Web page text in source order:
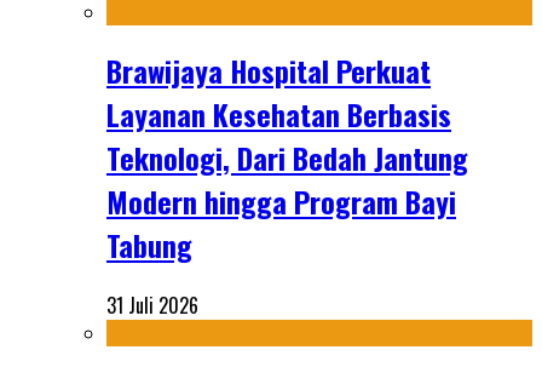
Brawijaya Hospital Perkuat
Layanan Kesehatan Berbasis
Teknologi, Dari Bedah Jantung
Modern hingga Program Bayi
Tabung
31 Juli 2026